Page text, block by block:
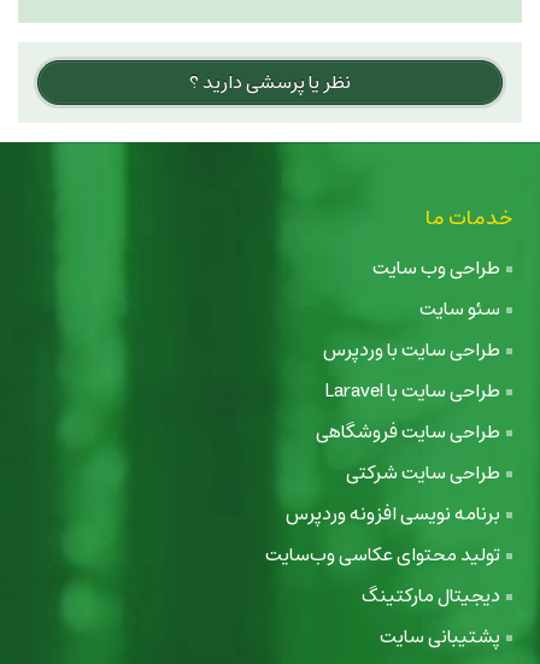
نظر یا پرسشی دارید ؟
خدمات ما
طراحی وب سایت
سئو سایت
طراحی سایت با وردپرس
طراحی سایت با Laravel
طراحی سایت فروشگاهی
طراحی سایت شرکتی
برنامه نویسی افزونه وردپرس
تولید محتوای عکاسی وب‌سایت
دیجیتال مارکتینگ
پشتیبانی سایت